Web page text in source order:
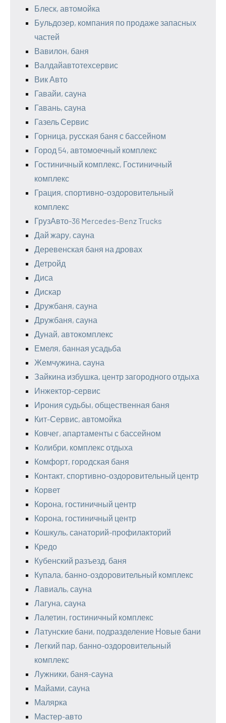
Блеск, автомойка
Бульдозер, компания по продаже запасных
частей
Вавилон, баня
Валдайавтотехсервис
Вик Авто
Гавайи, сауна
Гавань, сауна
Газель Сервис
Горница, русская баня с бассейном
Город 54, автомоечный комплекс
Гостиничный комплекс, Гостиничный
комплекс
Грация, спортивно-оздоровительный
комплекс
ГрузАвто-36 Mercedes-Benz Trucks
Дай жару, сауна
Деревенская баня на дровах
Детройд
Диса
Дискар
Дружбаня, сауна
Дружбаня, сауна
Дунай, автокомплекс
Емеля, банная усадьба
Жемчужина, сауна
Зайкина избушка, центр загородного отдыха
Инжектор-сервис
Ирония судьбы, общественная баня
Кит-Сервис, автомойка
Ковчег, апартаменты с бассейном
Колибри, комплекс отдыха
Комфорт, городская баня
Контакт, спортивно-оздоровительный центр
Корвет
Корона, гостиничный центр
Корона, гостиничный центр
Кошкуль, санаторий-профилакторий
Кредо
Кубенский разъезд, баня
Купала, банно-оздоровительный комплекс
Лавиаль, сауна
Лагуна, сауна
Лалетин, гостиничный комплекс
Латунские бани, подразделение Новые бани
Легкий пар, банно-оздоровительный
комплекс
Лужники, баня-сауна
Майами, сауна
Малярка
Мастер-авто